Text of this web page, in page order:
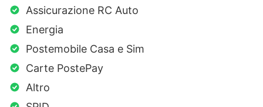
Assicurazione RC Auto
Energia
Postemobile Casa e Sim
Carte PostePay
Altro